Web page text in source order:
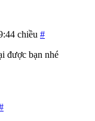
chiều #
được bạn nhé